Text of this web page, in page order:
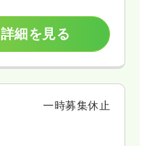
詳細を見る
一時募集休止